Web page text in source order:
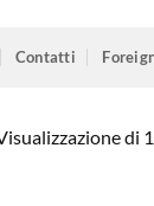
Contatti
di